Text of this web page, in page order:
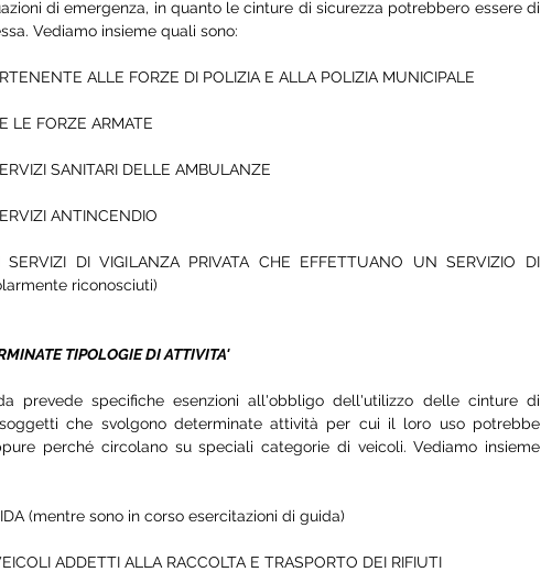
di emergenza, in quanto le cinture di sicurezza potrebbero essere di
Vediamo insieme quali sono:
ALLE FORZE DI POLIZIA E ALLA POLIZIA MUNICIPALE
LE FORZE ARMATE
SANITARI DELLE AMBULANZE
ANTINCENDIO
DI VIGILANZA PRIVATA CHE EFFETTUANO UN SERVIZIO DI
riconosciuti)
TIPOLOGIE DI ATTIVITA'
prevede specifiche esenzioni all'obbligo dell'utilizzo delle cinture di
che svolgono determinate attività per cui il loro uso potrebbe
perché circolano su speciali categorie di veicoli. Vediamo insieme
(mentre sono in corso esercitazioni di guida)
ADDETTI ALLA RACCOLTA E TRASPORTO DEI RIFIUTI